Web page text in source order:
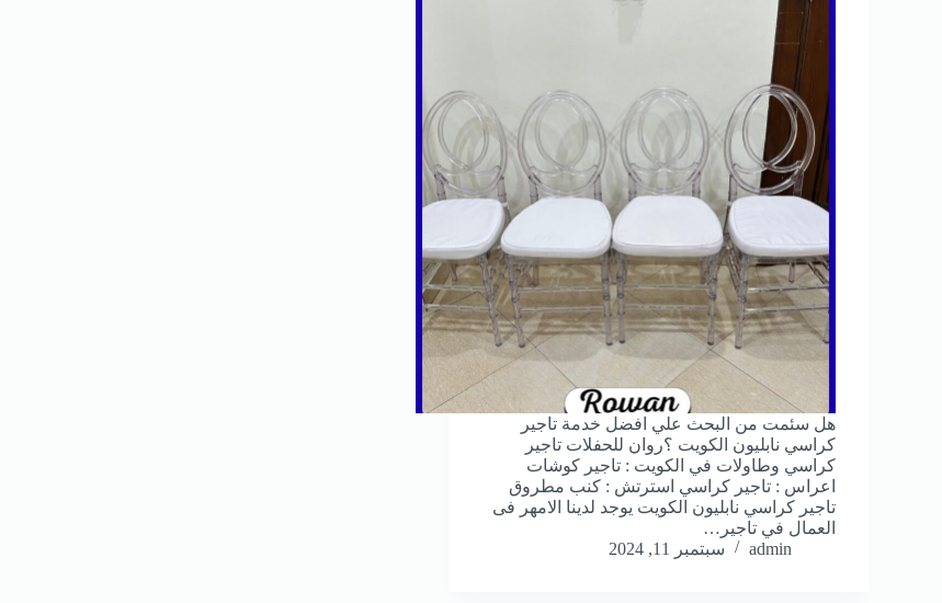
هل سئمت من البحث علي افضل خدمة تاجير
كراسي نابليون الكويت ؟روان للحفلات تاجير
كراسي وطاولات في الكويت : تاجير كوشات
اعراس : تاجير كراسي استرتش : كنب مطروق
تاجير كراسي نابليون الكويت يوجد لدينا الامهر فى
العمال في تاجير…
admin
سبتمبر 11, 2024